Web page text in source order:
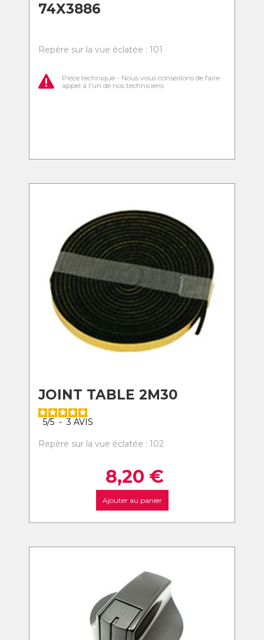
74X3886
Repère sur la vue éclatée : 101
Pièce technique - Nous vous conseillons de faire
appel à l'un de nos techniciens
JOINT TABLE 2M30
5/5 - 3 AVIS
Repère sur la vue éclatée : 102
8,20 €
Ajouter au panier